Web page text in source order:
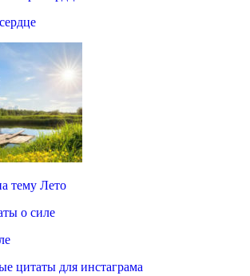
тему Лето